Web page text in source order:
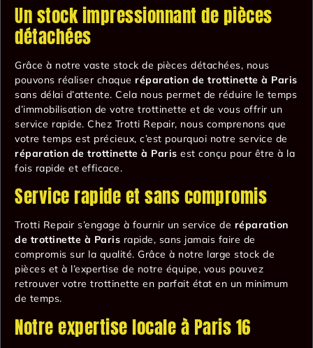
Un stock impressionnant de pièces
détachées
Grâce à notre vaste stock de pièces détachées, nous
pouvons réaliser chaque réparation de trottinette à Paris
sans délai d’attente. Cela nous permet de réduire le temps
d’immobilisation de votre trottinette et de vous offrir un
service rapide. Chez Trotti Repair, nous comprenons que
votre temps est précieux, c’est pourquoi notre service de
réparation de trottinette à Paris est conçu pour être à la
fois rapide et efficace.
Service rapide et sans compromis
Trotti Repair s’engage à fournir un service de réparation
de trottinette à Paris rapide, sans jamais faire de
compromis sur la qualité. Grâce à notre large stock de
pièces et à l’expertise de notre équipe, vous pouvez
retrouver votre trottinette en parfait état en un minimum
de temps.
Notre expertise locale à Paris 16